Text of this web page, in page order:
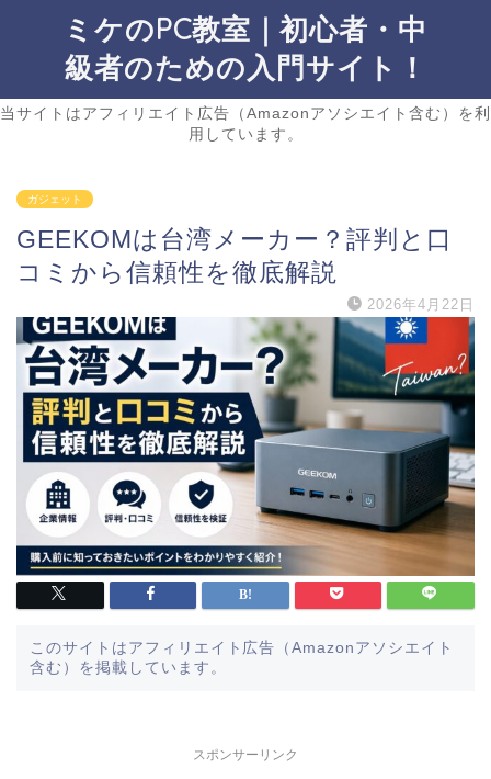
ミケのPC教室｜初心者・中
級者のための入門サイト！
当サイトはアフィリエイト広告（Amazonアソシエイト含む）を利
用しています。
ガジェット
GEEKOMは台湾メーカー？評判と口
コミから信頼性を徹底解説
2026年4月22日
このサイトはアフィリエイト広告（Amazonアソシエイト
含む）を掲載しています。
スポンサーリンク